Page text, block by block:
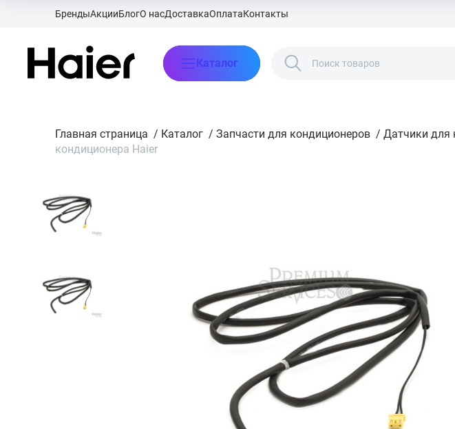
БрендыАкцииБлогО насДоставкаОплатаКонтакты
Каталог
Главная страница / Каталог / Запчасти для кондиционеров / Датчики для
кондиционера Haier